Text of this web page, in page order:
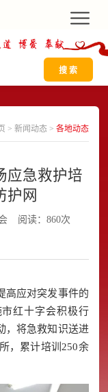
搜 索
> 新闻动态> 各地动态
应急救护培
护网
阅读：860次
高应对突发事件的
红十字会积极行
，将急救知识送进
，累计培训250余